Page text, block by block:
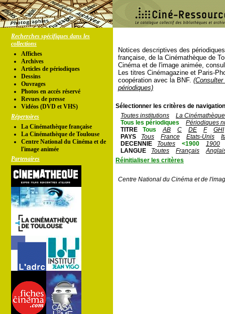
Recherches spécifiques dans les
collections
Affiches
Archives
Articles de périodiques
Dessins
Ouvrages
Photos en accés réservé
Revues de presse
Vidéos (DVD et VHS)
Répertoires
La Cinémathèque française
La Cinémathèque de Toulouse
Centre National du Cinéma et de
l'image animée
Partenaires
Notices descriptives des
française, de la Cinémathèque de
Cinéma et de l'image animée,
Les titres Cinémagazine et Paris-
coopération avec la BNF.
périodiques)
Sélectionner les critères de
Toutes institutions
La
Tous les périodiques
Périodiques
TITRE
Tous AB C DE F
GHI
PAYS
Tous France Etats-Unis
DECENNIE
Toutes <1900
1900
LANGUE
Toutes Français
Réinitialiser les critères
Centre National du Cinéma et de